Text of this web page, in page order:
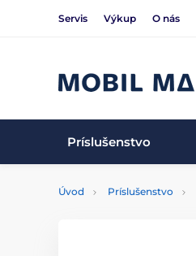
Servis Výkup O nás
Príslušenstvo
Úvod Príslušenstvo